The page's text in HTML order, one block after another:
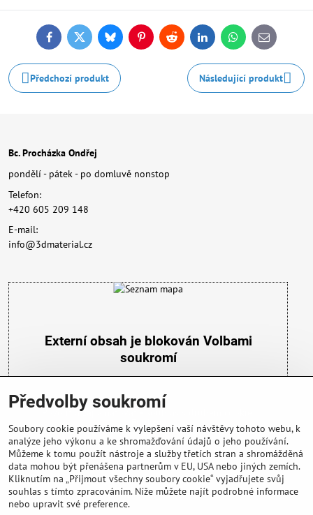
FacebookTwitterBlueskyPinterestReddit LinkedInWhatsApp
E-
mail
Předchozí produkt Následující produkt
Bc. Procházka Ondřej
pondělí - pátek - po domluvě nonstop
Telefon:
+420 605 209 148
E-mail:
info@3dmaterial.cz
Externí obsah je blokován Volbami
soukromí
Přejete si načíst externí obsah?
Povolit a zapamatovat - souhlas s druhem cookie:
Funkční
Předvolby soukromí
Soubory cookie používáme k vylepšení vaší návštěvy tohoto webu, k
analýze jeho výkonu a ke shromažďování údajů o jeho používání.
Můžeme k tomu použít nástroje a služby třetích stran a shromážděná
data mohou být přenášena partnerům v EU, USA nebo jiných zemích.
Kliknutím na „Přijmout všechny soubory cookie“ vyjadřujete svůj
souhlas s tímto zpracováním. Níže můžete najít podrobné informace
nebo upravit své preference.